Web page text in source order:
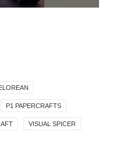
P1 PAPERCRAFTS
VISUAL SPICER